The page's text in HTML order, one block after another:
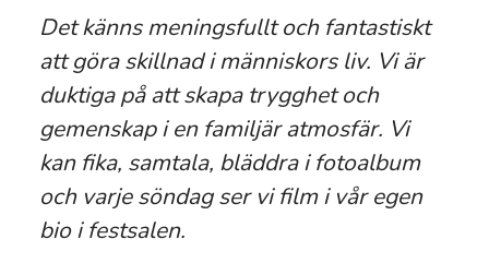
Det känns meningsfullt och fantastiskt
att göra skillnad i människors liv. Vi är
duktiga på att skapa trygghet och
gemenskap i en familjär atmosfär. Vi
kan fika, samtala, bläddra i fotoalbum
och varje söndag ser vi film i vår egen
bio i festsalen.